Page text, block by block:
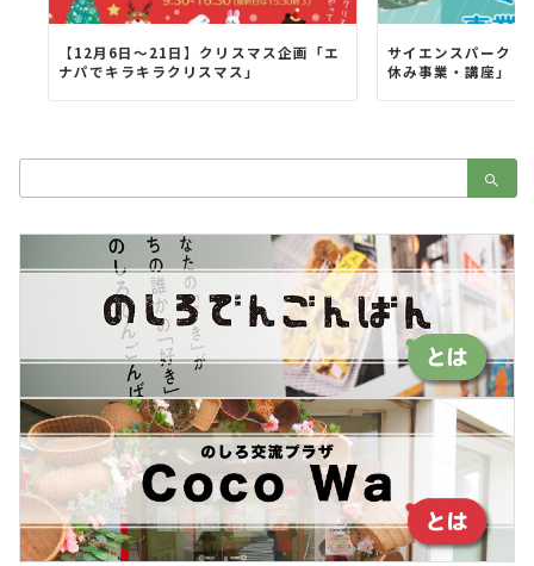
【12月6日〜21日】クリスマス企画「エ
ナパでキラキラクリスマス」
サイエンスパーク・
休み事業・講座」
索：